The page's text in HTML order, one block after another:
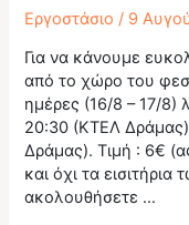
Εργοστάσιο / 9
Για να κάνουμε
από το χώρο του
ημέρες (16/8 – 17/8)
20:30 (ΚΤΕΛ Δράμας)
Δράμας). Τιμή : 6€
και όχι τα
ακολουθήσετε …